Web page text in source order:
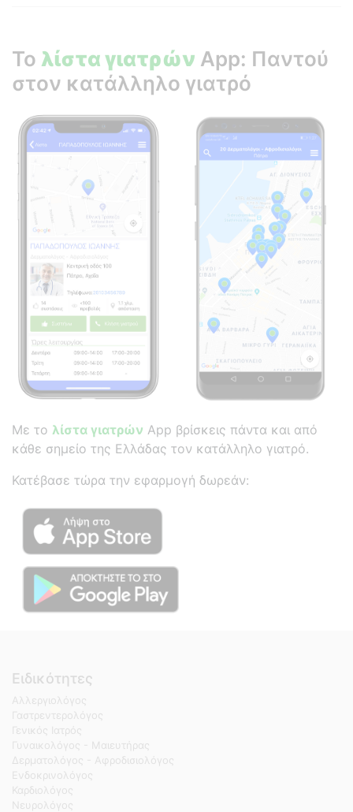
Το λίστα γιατρών App: Παντού
στον κατάλληλο γιατρό
Με το λίστα γιατρών App βρίσκεις πάντα και από
κάθε σημείο της Ελλάδας τον κατάλληλο γιατρό.
Κατέβασε τώρα την εφαρμογή δωρεάν:
Ειδικότητες
Αλλεργιολόγος
Γαστρεντερολόγος
Γενικός Ιατρός
Γυναικολόγος - Μαιευτήρας
Δερματολόγος - Αφροδισιολόγος
Ενδοκρινολόγος
Καρδιολόγος
Νευρολόγος